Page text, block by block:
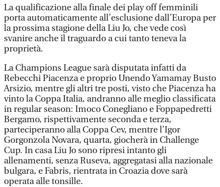
La qualificazione alla finale dei play off femminili
porta automaticamente all’esclusione dall’Europa per
la prossima stagione della Liu Jo, che vede così
svanire anche il traguardo a cui tanto teneva la
proprietà.
La Champions League sarà disputata infatti da
Rebecchi Piacenza e proprio Unendo Yamamay Busto
Arsizio, mentre gli altri tre posti, visto che Piacenza ha
vinto la Coppa Italia, andranno alle meglio classificata
in regular season: Imoco Conegliano e Foppapedretti
Bergamo, rispettivamente seconda e terza,
parteciperanno alla Coppa Cev, mentre l’Igor
Gorgonzola Novara, quarta, giocherà in Challenge
Cup. In casa Liu Jo sono ripresi intanto gli
allenamenti, senza Ruseva, aggregatasi alla nazionale
bulgara, e Fabris, rientrata in Croazia dove sarà
operata alle tonsille.